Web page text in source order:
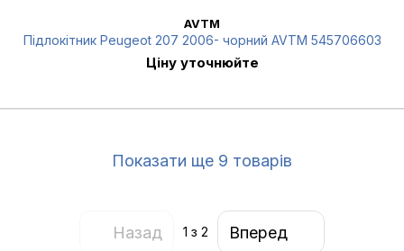
AVTM
Підлокітник Peugeot 207 2006- чорний AVTM 545706603
Ціну уточнюйте
Показати ще 9 товарів
Назад 1 з 2 Вперед